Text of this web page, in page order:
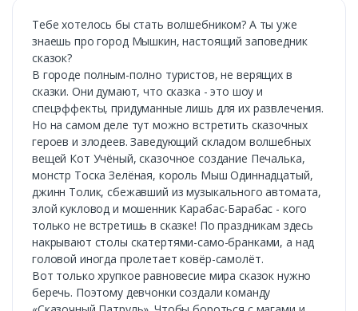
Тебе хотелось бы стать волшебником? А ты уже
знаешь про город Мышкин, настоящий заповедник
сказок?
В городе полным-полно туристов, не верящих в
сказки. Они думают, что сказка - это шоу и
спецэффекты, придуманные лишь для их развлечения.
Но на самом деле тут можно встретить сказочных
героев и злодеев. Заведующий складом волшебных
вещей Кот Учёный, сказочное создание Печалька,
монстр Тоска Зелёная, король Мыш Одиннадцатый,
джинн Толик, сбежавший из музыкального автомата,
злой кукловод и мошенник Карабас-Барабас - кого
только не встретишь в сказке! По праздникам здесь
накрывают столы скатертями-само-бранками, а над
головой иногда пролетает ковёр-самолёт.
Вот только хрупкое равновесие мира сказок нужно
беречь. Поэтому девчонки создали команду